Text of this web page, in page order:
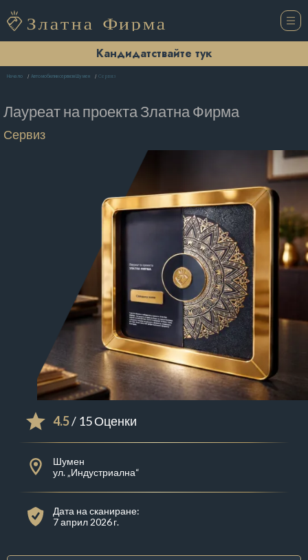
Кандидатствайте тук
Начало Автомобилни сервизи Шумен Сервиз
Лауреат на проектаЗлатна Фирма
Сервиз
4.5/ 15 Оценки
Шумен
ул. „Индустриална“
Дата на сканиране:
7 април 2026 г.